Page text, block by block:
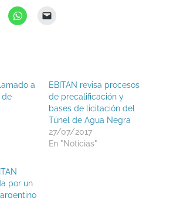
a
de
EBITAN revisa procesos
de precalificación y
bases de licitación del
Túnel de Agua Negra
27/07/2017
En "Noticias"
por un